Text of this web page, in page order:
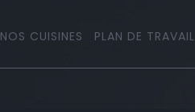
NOS CUISINES PLAN DE TRAVAIL